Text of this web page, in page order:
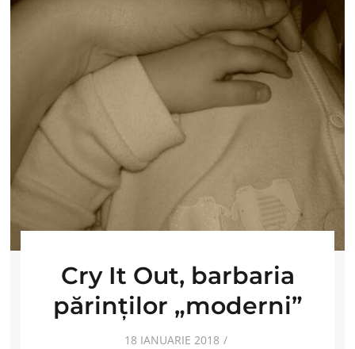
Cry It Out, barbaria
părinţilor „moderni”
18 IANUARIE 2018